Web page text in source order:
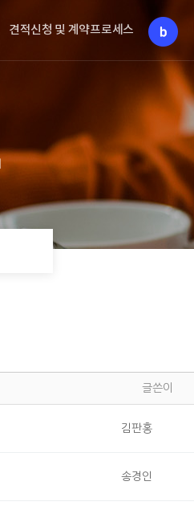
견적신청 및 계약프로세스
글쓴이
김판홍
송경인